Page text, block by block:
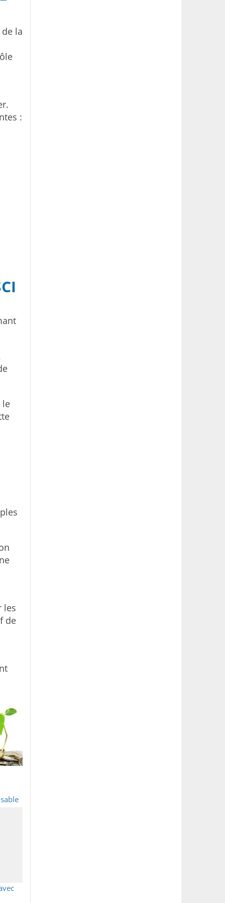
la
:
le
les
de